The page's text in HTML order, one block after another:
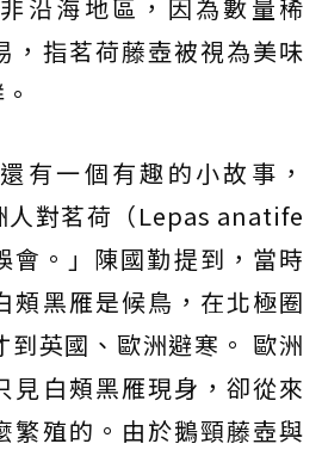
沿海地區，因為數量稀
，指茗荷藤壺被視為美味
有一個有趣的小故事，
人對茗荷（Lepas anatife
會。」陳國勤提到，當時
頰黑雁是候鳥，在北極圈
到英國、歐洲避寒。 歐洲
見白頰黑雁現身，卻從來
繁殖的。由於鵝頸藤壺與